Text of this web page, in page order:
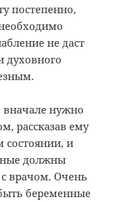
постепенно,
не даст
духовного
вначале нужно
рассказав ему
состоянии, и
должны
врачом. Очень
беременные